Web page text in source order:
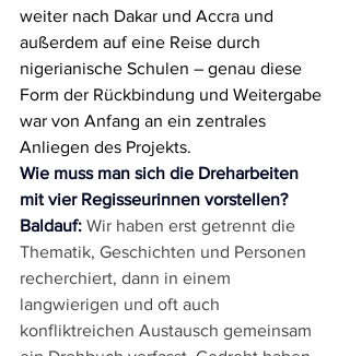
weiter nach Dakar und Accra und
außerdem auf eine Reise durch
nigerianische Schulen – genau diese
Form der Rückbindung und Weitergabe
war von Anfang an ein zentrales
Anliegen des Projekts.
Wie muss man sich die Dreharbeiten
mit vier Regisseurinnen vorstellen?
Baldauf: Wir haben erst getrennt die
Thematik, Geschichten und Personen
recherchiert, dann in einem
langwierigen und oft auch
konfliktreichen Austausch gemeinsam